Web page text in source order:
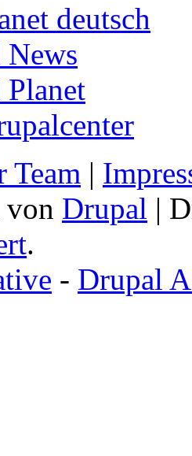
deutsch
News
Planet
Team |
Drupal |
.
- Drupal